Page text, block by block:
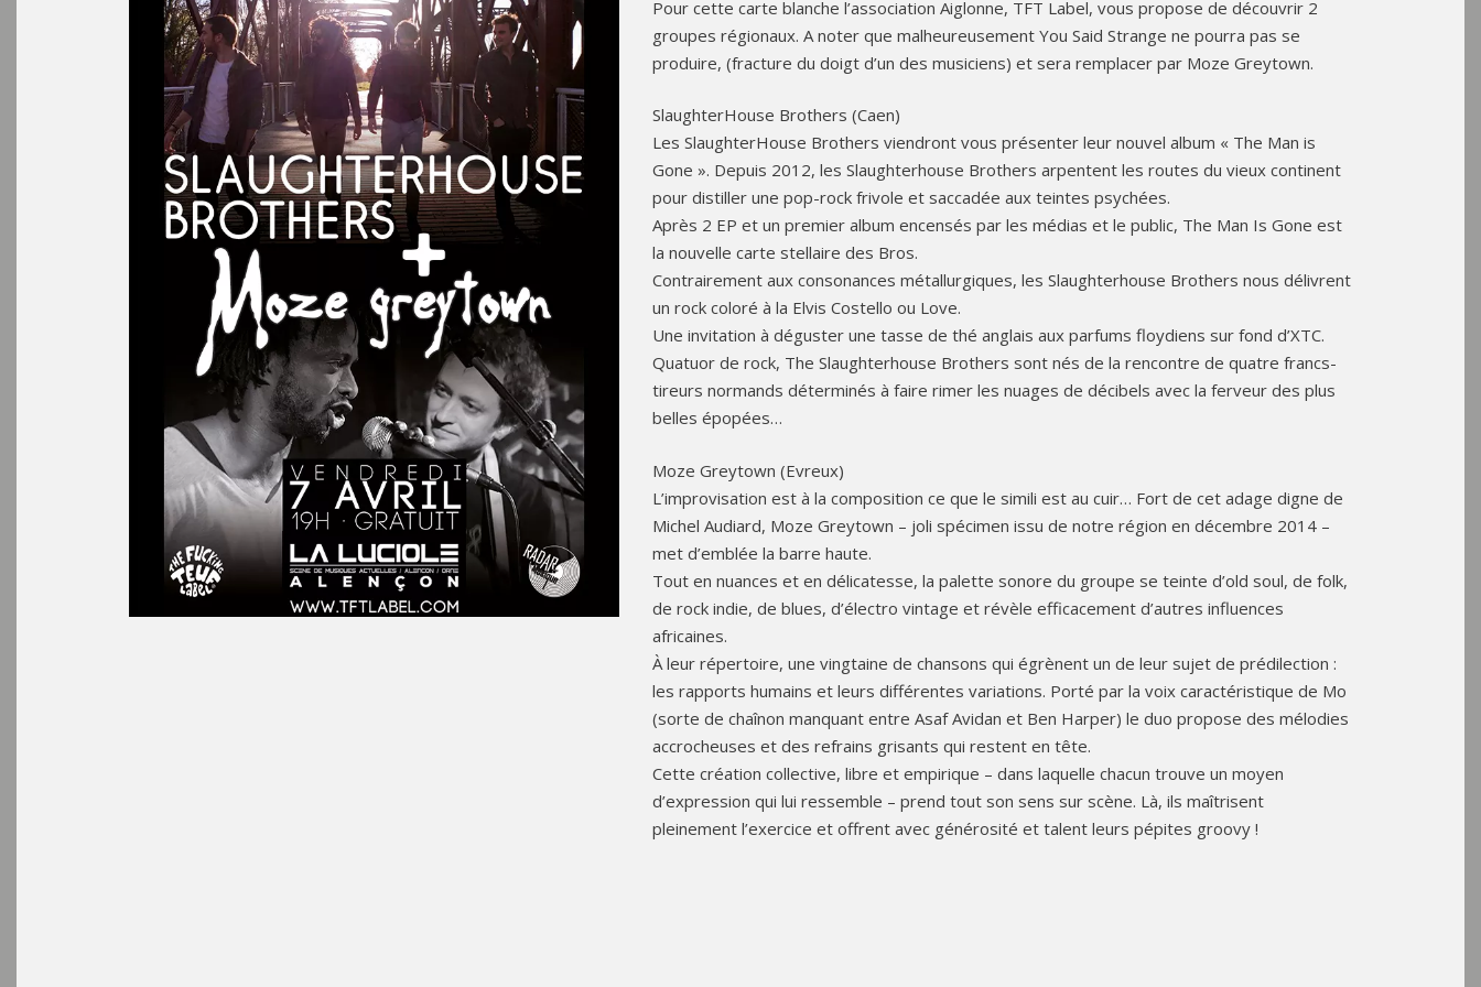
Pour cette carte blanche l’association Aiglonne, TFT Label, vous propose de découvrir 2
groupes régionaux. A noter que malheureusement You Said Strange ne pourra pas se
produire, (fracture du doigt d’un des musiciens) et sera remplacer par Moze Greytown.
SlaughterHouse Brothers (Caen)
Les SlaughterHouse Brothers viendront vous présenter leur nouvel album « The Man is
Gone ». Depuis 2012, les Slaughterhouse Brothers arpentent les routes du vieux continent
pour distiller une pop-rock frivole et saccadée aux teintes psychées.
Après 2 EP et un premier album encensés par les médias et le public, The Man Is Gone est
la nouvelle carte stellaire des Bros.
Contrairement aux consonances métallurgiques, les Slaughterhouse Brothers nous délivrent
un rock coloré à la Elvis Costello ou Love.
Une invitation à déguster une tasse de thé anglais aux parfums floydiens sur fond d’XTC.
Quatuor de rock, The Slaughterhouse Brothers sont nés de la rencontre de quatre francs-
tireurs normands déterminés à faire rimer les nuages de décibels avec la ferveur des plus
belles épopées…
Moze Greytown (Evreux)
L’improvisation est à la composition ce que le simili est au cuir… Fort de cet adage digne de
Michel Audiard, Moze Greytown – joli spécimen issu de notre région en décembre 2014 –
met d’emblée la barre haute.
Tout en nuances et en délicatesse, la palette sonore du groupe se teinte d’old soul, de folk,
de rock indie, de blues, d’électro vintage et révèle efficacement d’autres influences
africaines.
À leur répertoire, une vingtaine de chansons qui égrènent un de leur sujet de prédilection :
les rapports humains et leurs différentes variations. Porté par la voix caractéristique de Mo
(sorte de chaînon manquant entre Asaf Avidan et Ben Harper) le duo propose des mélodies
accrocheuses et des refrains grisants qui restent en tête.
Cette création collective, libre et empirique – dans laquelle chacun trouve un moyen
d’expression qui lui ressemble – prend tout son sens sur scène. Là, ils maîtrisent
pleinement l’exercice et offrent avec générosité et talent leurs pépites groovy !